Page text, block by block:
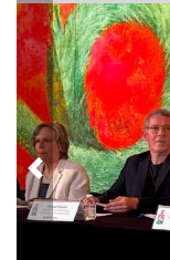
Previous